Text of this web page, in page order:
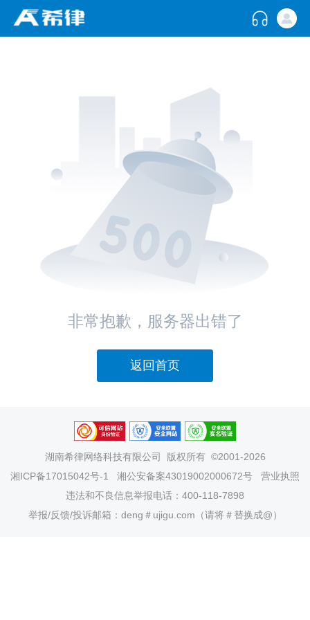
非常抱歉，服务器出错了
返回首页
湖南希律网络科技有限公司
版权所有 ©2001-2026
湘ICP备17015042号-1
湘公安备案43019002000672号
营业执照
违法和不良信息举报电话：400-118-7898
举报/反馈/投诉邮箱：deng＃ujigu.com（请将＃替换成@）